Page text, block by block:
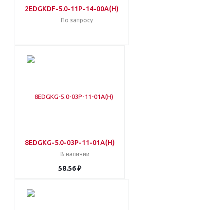
2EDGKDF-5.0-11P-14-00A(H)
По запросу
8EDGKG-5.0-03P-11-01A(H)
В наличии
58.56 ₽